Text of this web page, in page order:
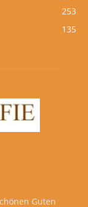
253
135
Guten